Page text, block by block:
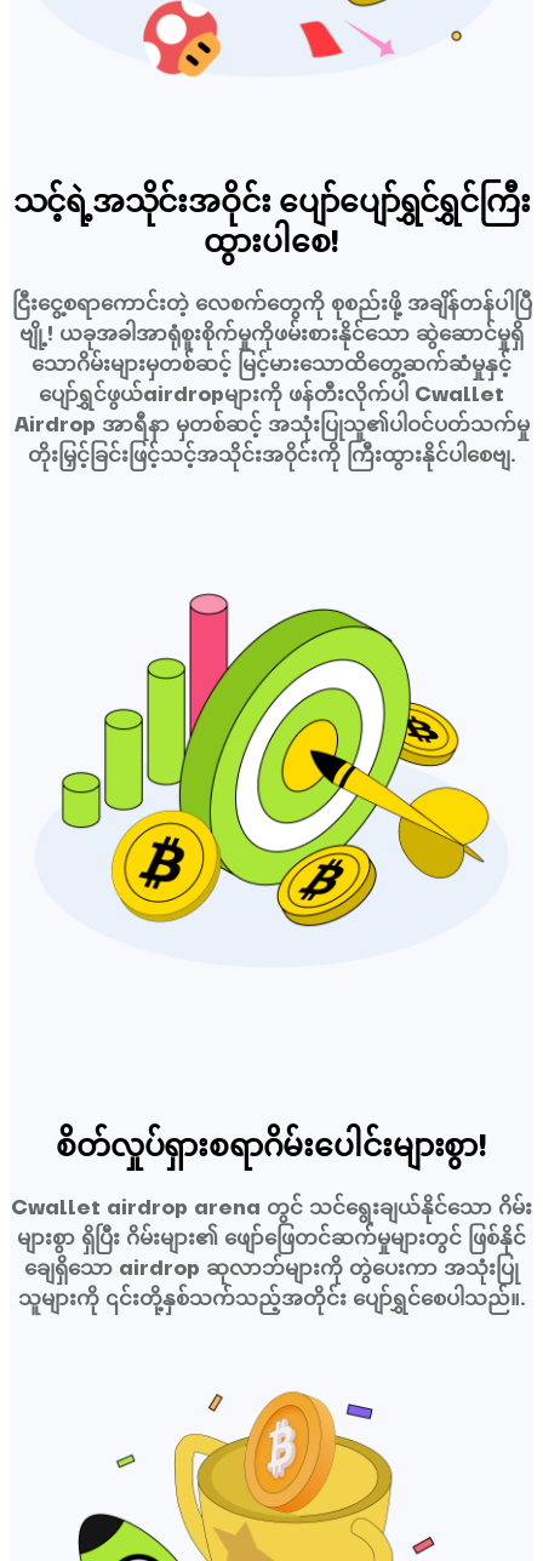
သင့်ရဲ့အသိုင်းအဝိုင်း ပျော်ပျော်ရွှင်ရွှင်ကြီး
ထွားပါစေ!
ငြီးငွေ့စရာကောင်းတဲ့ လေစက်တွေကို စုစည်းဖို့ အချိန်တန်ပါပြီ
ဗျို့! ယခုအခါအာရုံစူးစိုက်မှုကိုဖမ်းစားနိုင်သော ဆွဲဆောင်မှုရှိ
သောဂိမ်းများမှတစ်ဆင့် မြင့်မားသောထိတွေ့ဆက်ဆံမှုနှင့်
ပျော်ရွှင်ဖွယ်airdropများကို ဖန်တီးလိုက်ပါ Cwallet
Airdrop အာရီနာ မှတစ်ဆင့် အသုံးပြုသူ၏ပါဝင်ပတ်သက်မှု
တိုးမြှင့်ခြင်းဖြင့်သင့်အသိုင်းအဝိုင်းကို ကြီးထွားနိုင်ပါစေဗျ.
စိတ်လှုပ်ရှားစရာဂိမ်းပေါင်းများစွာ!
Cwallet airdrop arena တွင် သင်ရွေးချယ်နိုင်သော ဂိမ်း
များစွာ ရှိပြီး ဂိမ်းများ၏ ဖျော်ဖြေတင်ဆက်မှုများတွင် ဖြစ်နိုင်
ချေရှိသော airdrop ဆုလာဘ်များကို တွဲပေးကာ အသုံးပြု
သူများကို ၎င်းတို့နှစ်သက်သည့်အတိုင်း ပျော်ရွှင်စေပါသည်။.